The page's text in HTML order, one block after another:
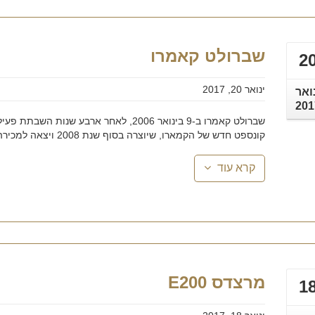
שברולט קאמרו
ינואר 20, 2017
שברולט קאמרו ב-9 בינואר 2006, לאחר
קונספט חדש של הקמארו, שיוצרה בסוף שנת 2008 ויצאה למכירה במרץ שנת ...
קרא עוד
מרצדס E200